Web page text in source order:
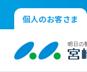
個人のお客さま